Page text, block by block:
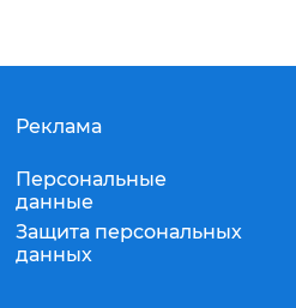
Реклама
Персональные
данные
Защита персональных
данных